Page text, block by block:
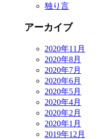
独り言
アーカイブ
2020年11月
2020年8月
2020年7月
2020年6月
2020年5月
2020年4月
2020年2月
2020年1月
2019年12月